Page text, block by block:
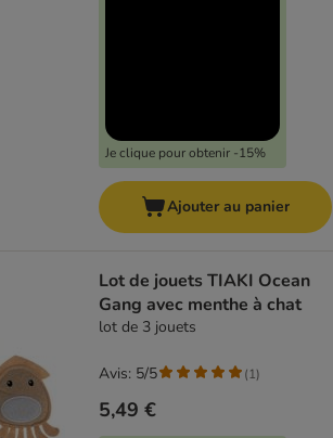
Je clique pour obtenir -15%
Ajouter au panier
Lot de jouets TIAKI Ocean
Gang avec menthe à chat
lot de 3 jouets
5,49 €
Avis: 5/5 (1)